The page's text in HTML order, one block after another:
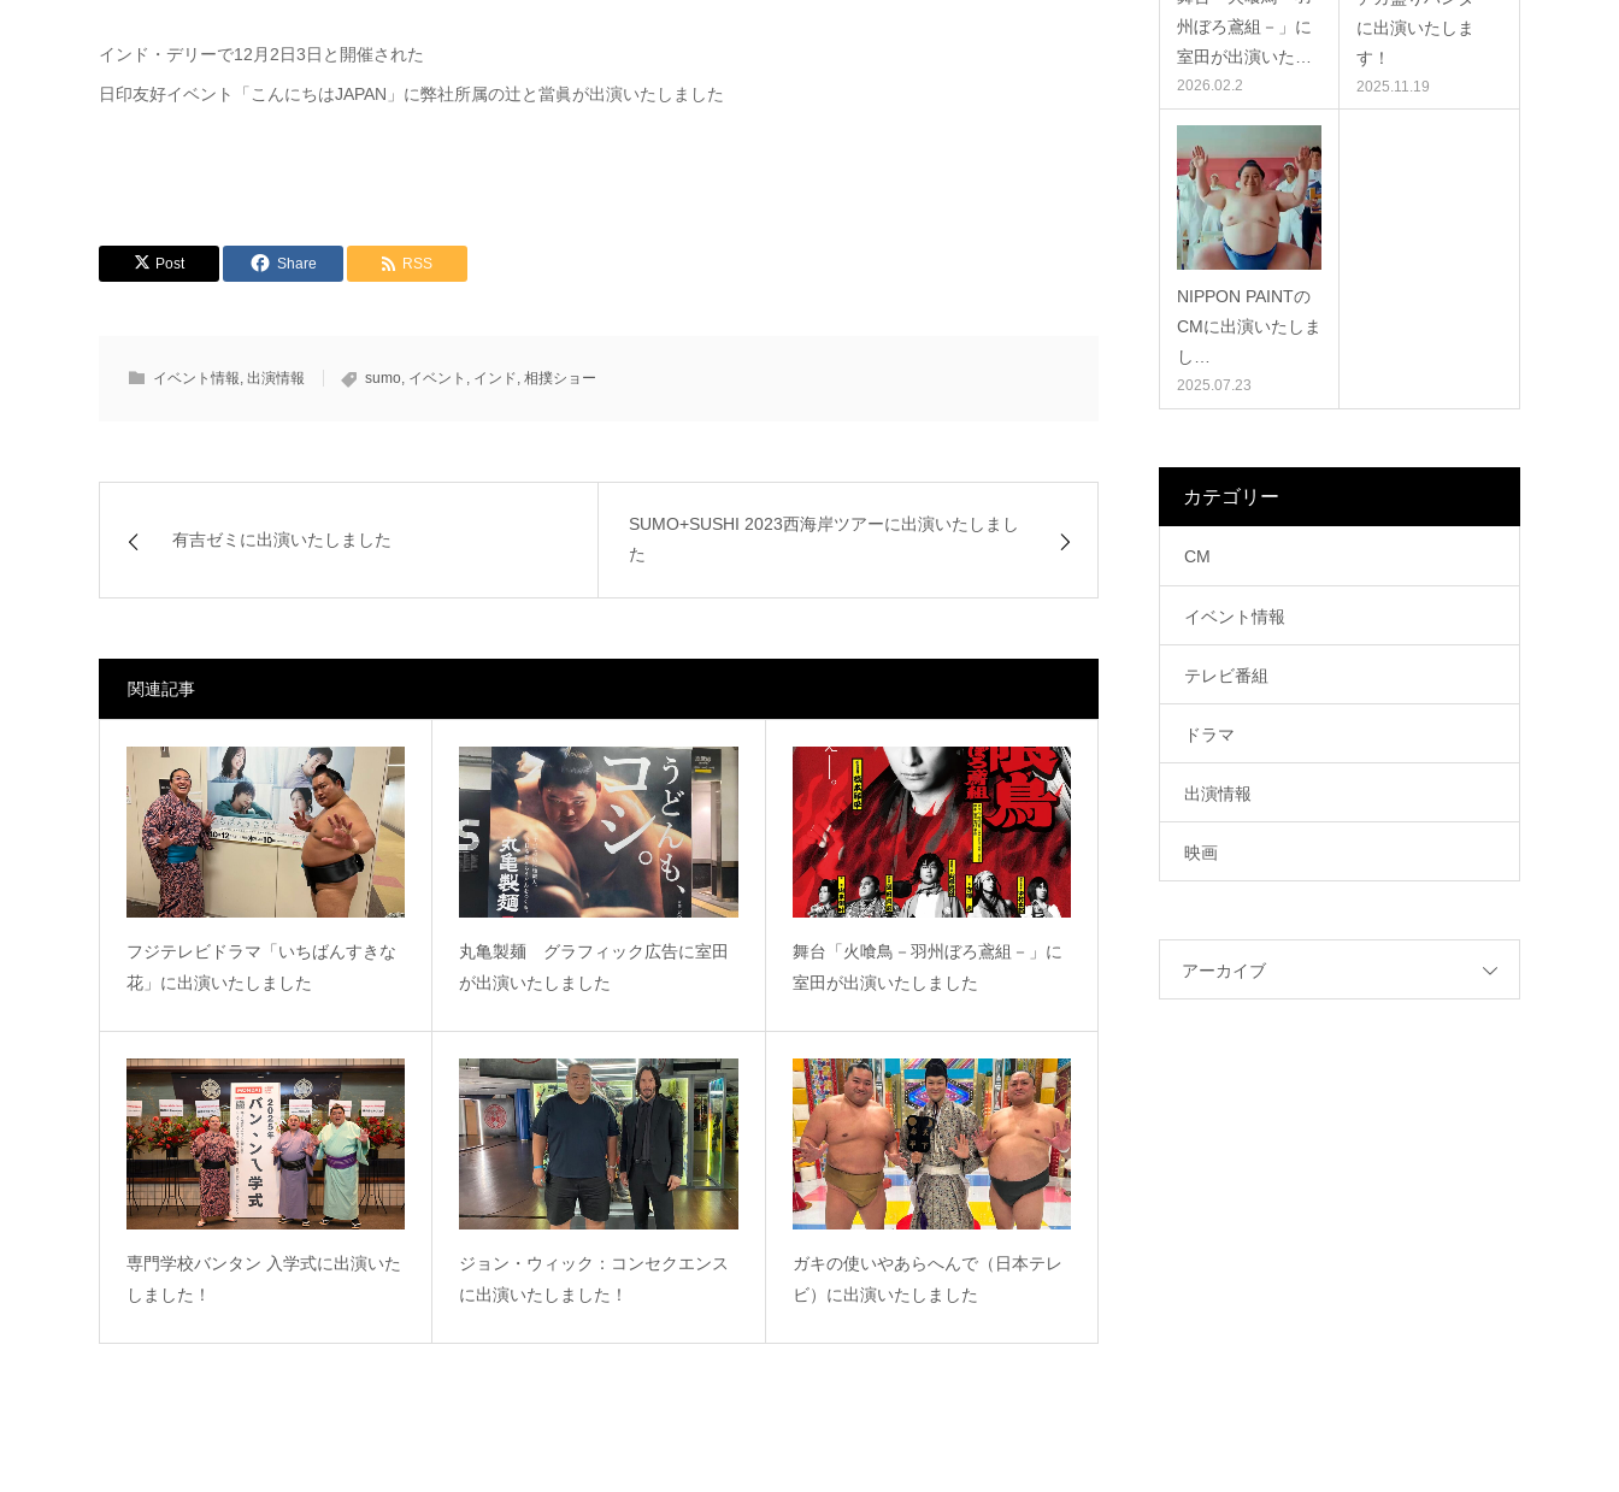
インド・デリーで12月2日3日と開催された
日印友好イベント「こんにちはJAPAN」に弊社所属の辻と當眞が出演いたしました
Post Share RSS
イベント情報, 出演情報 sumo, イベント , インド, 相撲ショー
有吉ゼミに出演いたしました
SUMO+SUSHI 2023西海岸ツアーに出演いたしまし
た
関連記事
フジテレビドラマ「いちばんすきな
花」に出演いたしました
丸亀製麺 グラフィック広告に室田
が出演いたしました
舞台「火喰鳥－羽州ぼろ鳶組－」に
室田が出演いたしました
専門学校バンタン 入学式に出演いた
しました！
ジョン・ウィック：コンセクエンス
に出演いたしました！
ガキの使いやあらへんで（日本テレ
ビ）に出演いたしました
州ぼろ鳶組－」に
室田が出演いた…
2026.02.2
に出演いたしま
す！
2025.11.19
NIPPON PAINTの
CMに出演いたしま
し…
2025.07.23
カテゴリー
CM
イベント情報
テレビ番組
ドラマ
出演情報
映画
アーカイブ